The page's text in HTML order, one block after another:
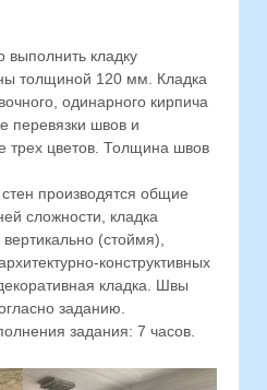
выполнить кладку
толщиной 120 мм. Кладка
одинарного кирпича
перевязки швов и
трех цветов. Толщина швов
производятся общие
сложности, кладка
(стоймя),
конструктивных
кладка. Швы
заданию.
задания: 7 часов.